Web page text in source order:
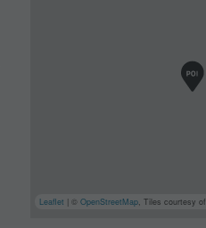
Leaflet | ©OpenStreetMap, Tiles courtesy of